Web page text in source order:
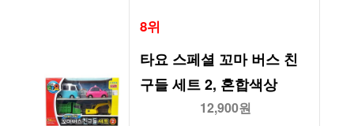
8위
타요 스페셜 꼬마 버스 친
구들 세트 2, 혼합색상
12,900원